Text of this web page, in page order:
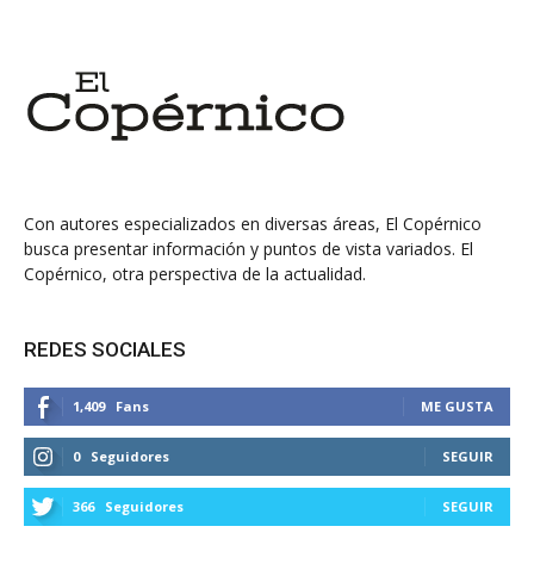
Con autores especializados en diversas áreas, El Copérnico
busca presentar información y puntos de vista variados. El
Copérnico, otra perspectiva de la actualidad.
REDES SOCIALES
1,409 Fans ME GUSTA
0 Seguidores SEGUIR
366 Seguidores SEGUIR